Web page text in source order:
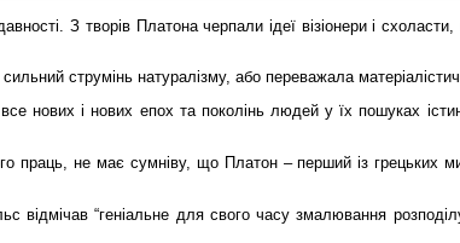
З творів Платона черпали ідеї візіонери і схоласти,
струмінь натуралізму, або переважала
нових і нових епох та поколінь людей у їх пошуках
праць, не має сумніву, що Платон – перший із грецьких
“геніальне для свого часу змалювання